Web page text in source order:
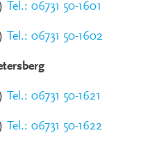
Tel.: 06731 50-1601
Tel.: 06731 50-1602
Tel.: 06731 50-1621
Tel.: 06731 50-1622